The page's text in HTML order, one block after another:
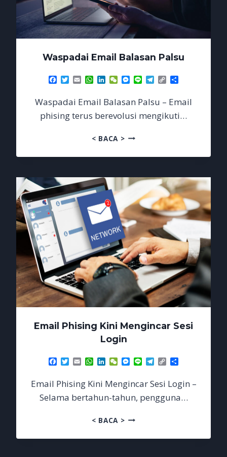
Waspadai Email Balasan Palsu
Facebook
TwitterEmailWhatsApp
LinkedIn
WeChatMessenger
Line Telegram
Copy
Waspadai Email Balasan Palsu – Email
phising terus berevolusi mengikuti…
< BACA > WASPADAI
BALASAN
Email Phising Kini Mengincar Sesi
Login
Facebook
TwitterEmailWhatsApp
LinkedIn
WeChatMessenger
Line Telegram
Copy
Email Phising Kini Mengincar Sesi Login –
Selama bertahun-tahun, pengguna…
< BACA > EMAIL
KINI